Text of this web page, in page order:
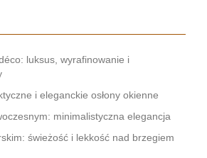
luksus, wyrafinowanie i
i eleganckie osłony okienne
minimalistyczna elegancja
świeżość i lekkość nad brzegiem